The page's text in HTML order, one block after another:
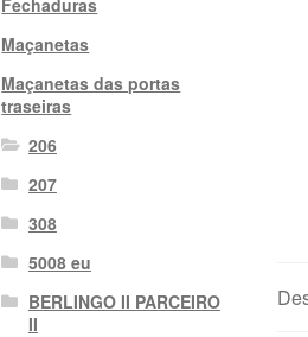
Maçanetas
Maçanetas das portas
traseiras
206
207
308
5008 eu
BERLINGO II PARCEIRO
II